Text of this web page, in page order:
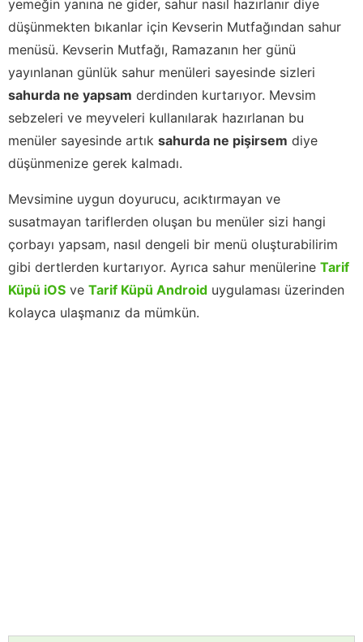
yemeğin yanına ne gider, sahur nasıl hazırlanır diye
düşünmekten bıkanlar için Kevserin Mutfağından sahur
menüsü. Kevserin Mutfağı, Ramazanın her günü
yayınlanan günlük sahur menüleri sayesinde sizleri
sahurda ne yapsam derdinden kurtarıyor. Mevsim
sebzeleri ve meyveleri kullanılarak hazırlanan bu
menüler sayesinde artık sahurda ne pişirsem diye
düşünmenize gerek kalmadı.
Mevsimine uygun doyurucu, acıktırmayan ve
susatmayan tariflerden oluşan bu menüler sizi hangi
çorbayı yapsam, nasıl dengeli bir menü oluşturabilirim
gibi dertlerden kurtarıyor. Ayrıca sahur menülerine Tarif
Küpü iOS ve Tarif Küpü Android uygulaması üzerinden
kolayca ulaşmanız da mümkün.